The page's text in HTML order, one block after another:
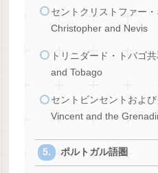
セントクリストファー
Christopher and Nevis
トリニダード・トバゴ
and Tobago
セントビンセントおよ
Vincent and the
ポルトガル語圏